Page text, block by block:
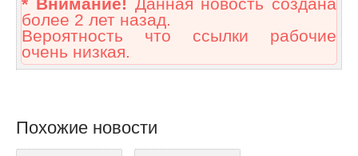
* Внимание! Данная новость создана
более 2 лет назад.
Вероятность что ссылки рабочие
очень низкая.
Похожие новости